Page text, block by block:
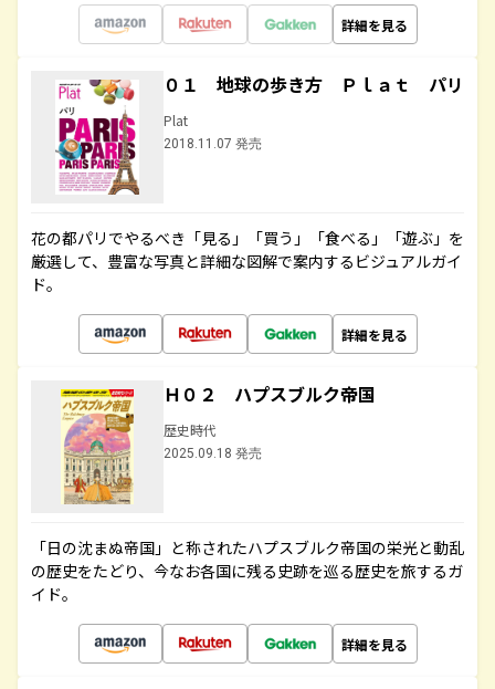
詳細を見る
０１ 地球の歩き方 Ｐｌａｔ パリ
Plat
2018.11.07 発売
花の都パリでやるべき「見る」「買う」「食べる」「遊ぶ」を
厳選して、豊富な写真と詳細な図解で案内するビジュアルガイ
ド。
詳細を見る
Ｈ０２ ハプスブルク帝国
歴史時代
2025.09.18 発売
「日の沈まぬ帝国」と称されたハプスブルク帝国の栄光と動乱
の歴史をたどり、今なお各国に残る史跡を巡る歴史を旅するガ
イド。
詳細を見る